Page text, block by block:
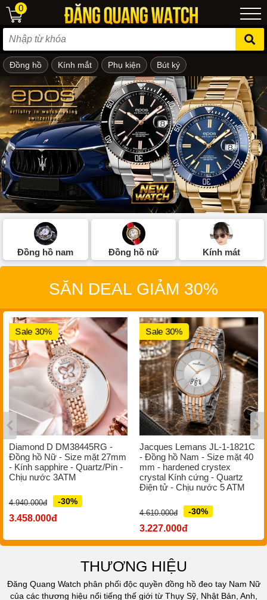
em
0
Đồng hồ Kính mắt Phụ kiện Bút ký
Đồng hồ nam Đồng hồ nữ Kính mát
SĂN DEAL GIẢM 30%
Sale 30%
Diamond D DM38445RG -
Đồng hồ Nữ - Size mặt 27mm
- Kính sapphire - Quartz/Pin -
Chịu nước 3ATM
4.940.000đ -30%
3.458.000đ
Sale 30%
Jacques Lemans JL-1-1821C
- Đồng hồ Nam - Size mặt 40
mm - hardened crystex
crystal Kính cứng - Quartz
Điện tử - Chịu nước 5 ATM
4.610.000đ -30%
3.227.000đ
THƯƠNG HIỆU
Đăng Quang Watch phân phối độc quyền đồng hồ đeo tay Nam Nữ
của các thương hiệu nổi tiếng thế giới từ Thụy Sỹ, Nhật Bản, Anh,